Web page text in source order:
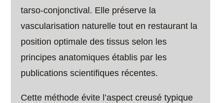
tarso-conjonctival. Elle préserve la
vascularisation naturelle tout en restaurant la
position optimale des tissus selon les
principes anatomiques établis par les
publications scientifiques récentes.
Cette méthode évite l’aspect creusé typique